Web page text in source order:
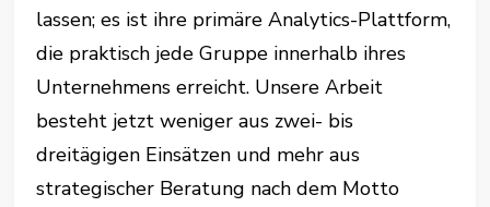
lassen; es ist ihre primäre Analytics-Plattform,
die praktisch jede Gruppe innerhalb ihres
Unternehmens erreicht. Unsere Arbeit
besteht jetzt weniger aus zwei- bis
dreitägigen Einsätzen und mehr aus
strategischer Beratung nach dem Motto